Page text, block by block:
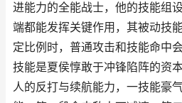
进能力的全能战士，他的技能组
端都能发挥关键作用，其被动技
定比例时，普通攻击和技能命中
技能是夏侯惇敢于冲锋陷阵的资
人的反打与续航能力，一技能豪